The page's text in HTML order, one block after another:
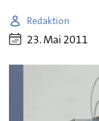
Redaktion
23. Mai 2011